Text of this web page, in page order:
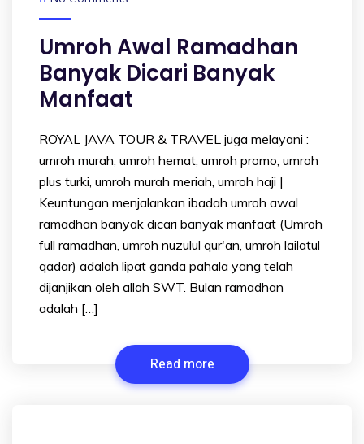
Umroh Awal Ramadhan
Banyak Dicari Banyak
Manfaat
ROYAL JAVA TOUR & TRAVEL juga melayani :
umroh murah, umroh hemat, umroh promo, umroh
plus turki, umroh murah meriah, umroh haji |
Keuntungan menjalankan ibadah umroh awal
ramadhan banyak dicari banyak manfaat (Umroh
full ramadhan, umroh nuzulul qur'an, umroh lailatul
qadar) adalah lipat ganda pahala yang telah
dijanjikan oleh allah SWT. Bulan ramadhan
adalah […]
Read more